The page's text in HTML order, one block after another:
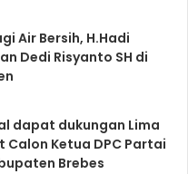
Air Bersih, H.Hadi
Dedi Risyanto SH di
dapat dukungan Lima
Calon Ketua DPC Partai
Brebes